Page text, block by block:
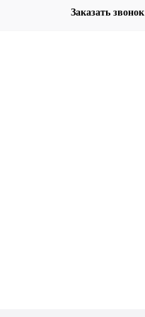
Заказать звонок